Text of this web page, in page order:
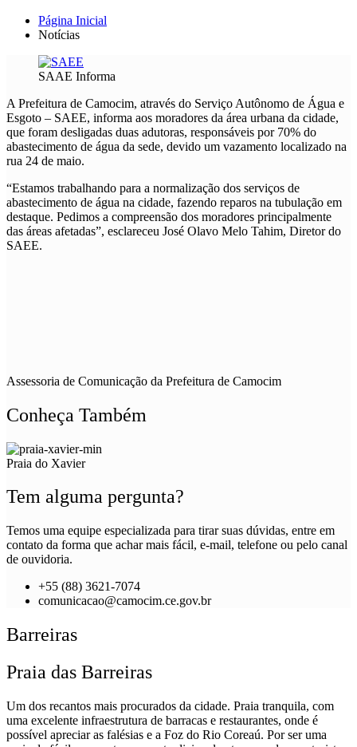
Página Inicial
Notícias
SAAE Informa
A Prefeitura de Camocim, através do Serviço Autônomo de Água e
Esgoto – SAEE, informa aos moradores da área urbana da cidade,
que foram desligadas duas adutoras, responsáveis por 70% do
abastecimento de água da sede, devido um vazamento localizado na
rua 24 de maio.
“Estamos trabalhando para a normalização dos serviços de
abastecimento de água na cidade, fazendo reparos na tubulação em
destaque. Pedimos a compreensão dos moradores principalmente
das áreas afetadas”, esclareceu José Olavo Melo Tahim, Diretor do
SAEE.
Assessoria de Comunicação da Prefeitura de Camocim
Conheça Também
Praia do Xavier
Tem alguma pergunta?
Temos uma equipe especializada para tirar suas dúvidas, entre em
contato da forma que achar mais fácil, e-mail, telefone ou pelo canal
de ouvidoria.
+55 (88) 3621-7074
comunicacao@camocim.ce.gov.br
Barreiras
Praia das Barreiras
Um dos recantos mais procurados da cidade. Praia tranquila, com
uma excelente infraestrutura de barracas e restaurantes, onde é
possível apreciar as falésias e a Foz do Rio Coreaú. Por ser uma